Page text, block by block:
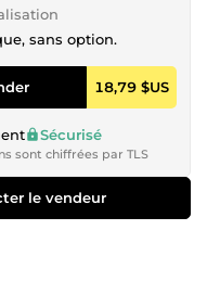
sans option.
18,79 $US
Sécurisé
sont chiffrées par TLS
le vendeur